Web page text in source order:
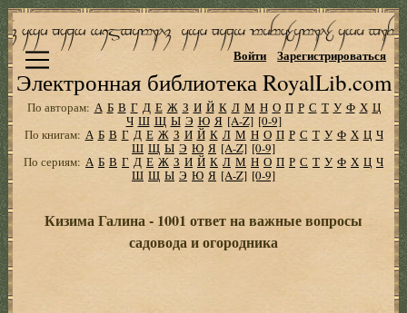
Электронная библиотека RoyalLib.com
Войти Зарегистрироваться
По авторам: А Б В Г Д Е Ж З И Й К Л М Н О П Р С Т У Ф Х Ц
Ч Ш Щ Ы Э Ю Я [A-Z] [0-9]
По книгам: А Б В Г Д Е Ж З И Й К Л М Н О П Р С Т У Ф Х Ц Ч
Ш Щ Ы Э Ю Я [A-Z] [0-9]
По сериям: А Б В Г Д Е Ж З И Й К Л М Н О П Р С Т У Ф Х Ц Ч
Ш Щ Ы Э Ю Я [A-Z] [0-9]
Кизима Галина - 1001 ответ на важные вопросы
садовода и огородника